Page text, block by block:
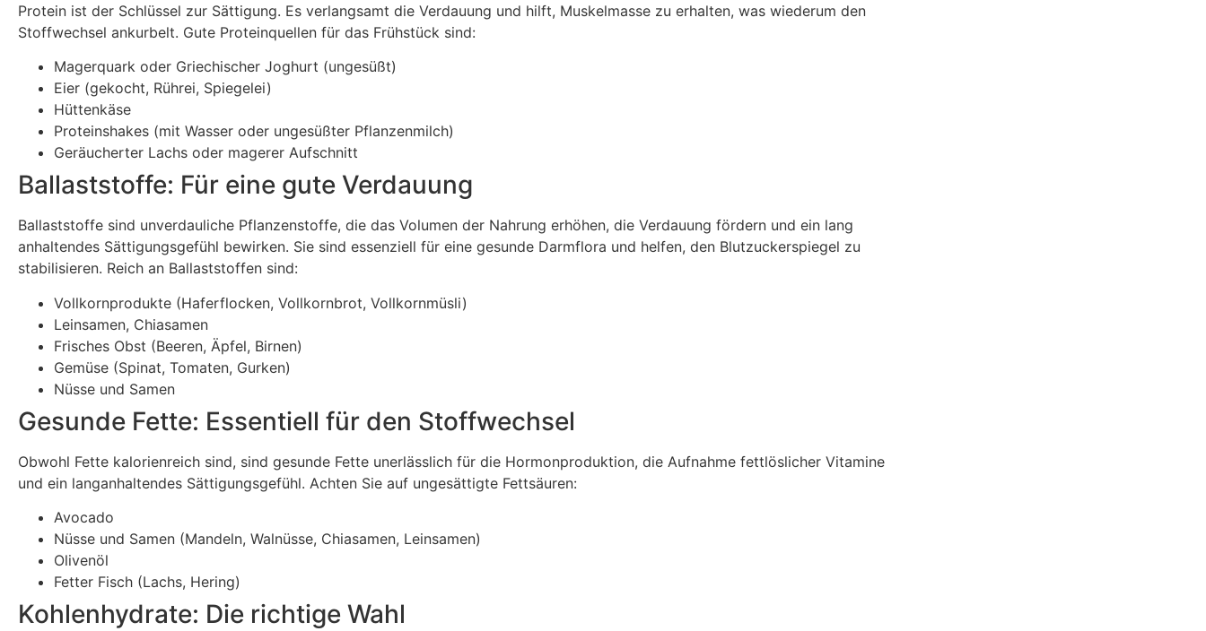
Protein ist der Schlüssel zur Sättigung. Es verlangsamt die Verdauung und hilft, Muskelmasse zu erhalten, was wiederum den
Stoffwechsel ankurbelt. Gute Proteinquellen für das Frühstück sind:
Magerquark oder Griechischer Joghurt (ungesüßt)
Eier (gekocht, Rührei, Spiegelei)
Hüttenkäse
Proteinshakes (mit Wasser oder ungesüßter Pflanzenmilch)
Geräucherter Lachs oder magerer Aufschnitt
Ballaststoffe: Für eine gute Verdauung
Ballaststoffe sind unverdauliche Pflanzenstoffe, die das Volumen der Nahrung erhöhen, die Verdauung fördern und ein lang
anhaltendes Sättigungsgefühl bewirken. Sie sind essenziell für eine gesunde Darmflora und helfen, den Blutzuckerspiegel zu
stabilisieren. Reich an Ballaststoffen sind:
Vollkornprodukte (Haferflocken, Vollkornbrot, Vollkornmüsli)
Leinsamen, Chiasamen
Frisches Obst (Beeren, Äpfel, Birnen)
Gemüse (Spinat, Tomaten, Gurken)
Nüsse und Samen
Gesunde Fette: Essentiell für den Stoffwechsel
Obwohl Fette kalorienreich sind, sind gesunde Fette unerlässlich für die Hormonproduktion, die Aufnahme fettlöslicher Vitamine
und ein langanhaltendes Sättigungsgefühl. Achten Sie auf ungesättigte Fettsäuren:
Avocado
Nüsse und Samen (Mandeln, Walnüsse, Chiasamen, Leinsamen)
Olivenöl
Fetter Fisch (Lachs, Hering)
Kohlenhydrate: Die richtige Wahl